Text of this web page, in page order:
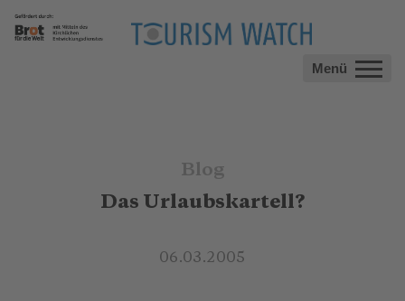
Menü
Blog
Das Urlaubskartell?
06.03.2005